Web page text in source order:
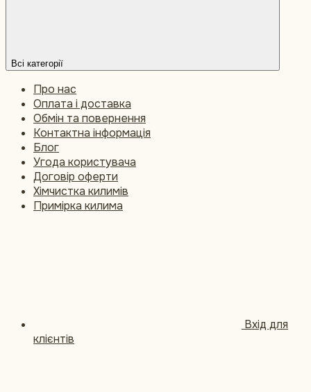
Всі категорії
Про нас
Оплата і доставка
Обмін та повернення
Контактна інформація
Блог
Угода користувача
Договір оферти
Хімчистка килимів
Примірка килима
Вхід для
клієнтів